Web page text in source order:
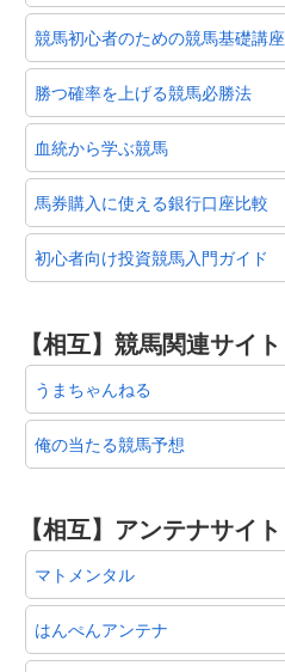
競馬初心者のための競馬基礎講座
勝つ確率を上げる競馬必勝法
血統から学ぶ競馬
馬券購入に使える銀行口座比較
初心者向け投資競馬入門ガイド
【相互】競馬関連サイト
うまちゃんねる
俺の当たる競馬予想
【相互】アンテナサイト
マトメンタル
はんぺんアンテナ